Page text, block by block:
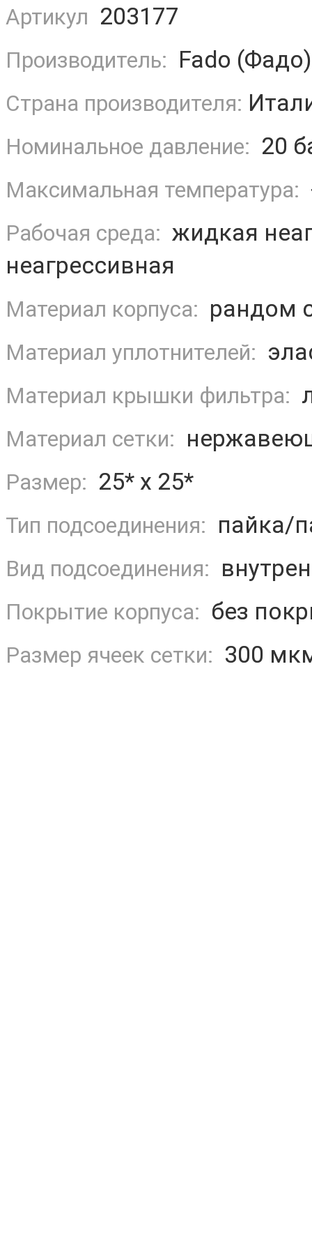
Артикул 203177
Производитель: Fado (Фадо)
Страна производителя:
Номинальное давление: 20
Максимальная температура:
Рабочая среда: жидкая
неагрессивная
Материал корпуса: рандом
Материал уплотнителей:
Материал крышки фильтра:
Материал сетки:
Размер: 25* х 25*
Тип подсоединения: пайка/
Вид подсоединения:
Покрытие корпуса: без
Размер ячеек сетки: 300